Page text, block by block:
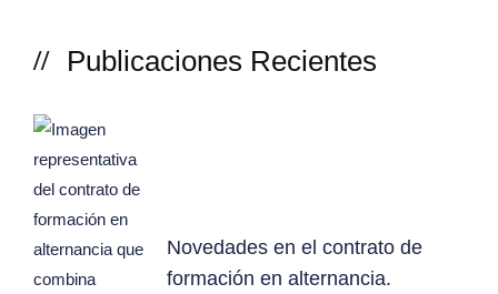
Publicaciones Recientes
Novedades en el contrato de
formación en alternancia.